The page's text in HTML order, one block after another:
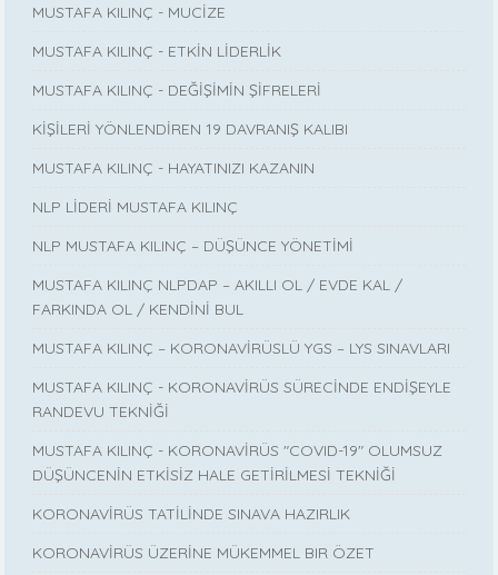
MUSTAFA KILINÇ - MUCİZE
MUSTAFA KILINÇ - ETKİN LİDERLİK
MUSTAFA KILINÇ - DEĞİŞİMİN ŞİFRELERİ
KİŞİLERİ YÖNLENDİREN 19 DAVRANIŞ KALIBI
MUSTAFA KILINÇ - HAYATINIZI KAZANIN
NLP LİDERİ MUSTAFA KILINÇ
NLP MUSTAFA KILINÇ – DÜŞÜNCE YÖNETİMİ
MUSTAFA KILINÇ NLPDAP – AKILLI OL / EVDE KAL /
FARKINDA OL / KENDİNİ BUL
MUSTAFA KILINÇ – KORONAVİRÜSLÜ YGS – LYS SINAVLARI
MUSTAFA KILINÇ - KORONAVİRÜS SÜRECİNDE ENDİŞEYLE
RANDEVU TEKNİĞİ
MUSTAFA KILINÇ - KORONAVİRÜS "COVID-19" OLUMSUZ
DÜŞÜNCENİN ETKİSİZ HALE GETİRİLMESİ TEKNİĞİ
KORONAVİRÜS TATİLİNDE SINAVA HAZIRLIK
KORONAVİRÜS ÜZERİNE MÜKEMMEL BIR ÖZET